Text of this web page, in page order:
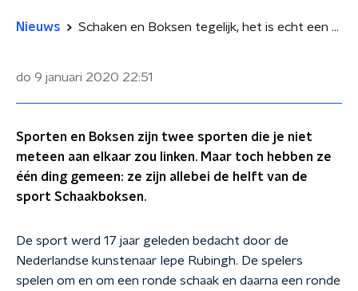
Nieuws Schaken en Boksen tegelijk, het is echt een sport: Schaakboksen
do 9 januari 2020 22:51
Sporten en Boksen zijn twee sporten die je niet
meteen aan elkaar zou linken. Maar toch hebben ze
één ding gemeen: ze zijn allebei de helft van de
sport Schaakboksen.
De sport werd 17 jaar geleden bedacht door de
Nederlandse kunstenaar Iepe Rubingh. De spelers
spelen om en om een ronde schaak en daarna een ronde